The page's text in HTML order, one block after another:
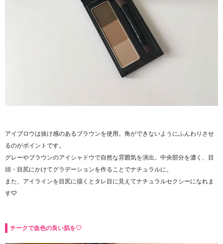
アイブロウは抜け感のあるブラウンを使用。角ができないようにふんわりさせ
るのがポイントです。
グレーやブラウンのアイシャドウで自然な雰囲気を演出。中央部分を濃く、目
頭・目尻にかけてグラデーションを作ることでナチュラルに。
また、アイラインを目尻に描くとタレ目に見えてナチュラルセクシーになれま
す♡
チークで血色の良い肌を♡